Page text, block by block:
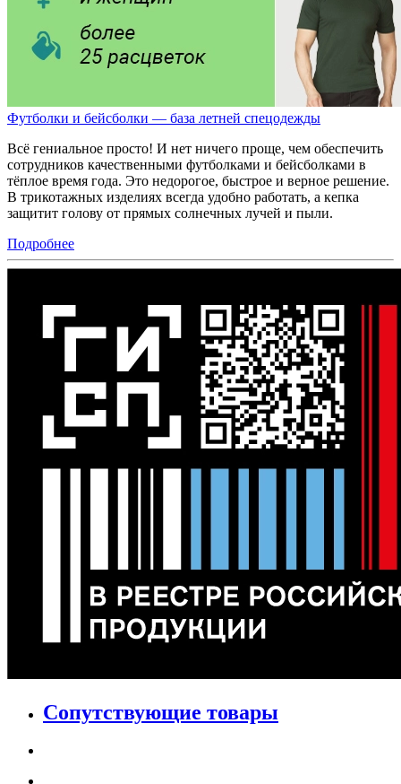
Футболки и бейсболки — база летней спецодежды
Всё гениальное просто! И нет ничего проще, чем обеспечить
сотрудников качественными футболками и бейсболками в
тёплое время года. Это недорогое, быстрое и верное решение.
В трикотажных изделиях всегда удобно работать, а кепка
защитит голову от прямых солнечных лучей и пыли.
Подробнее
Сопутствующие товары